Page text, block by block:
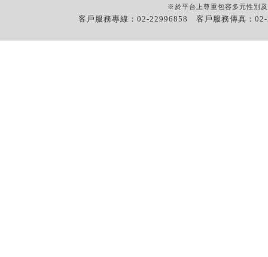
※於平台上尊重包容多元性別
客戶服務專線：02-22996858 客戶服務傳真：